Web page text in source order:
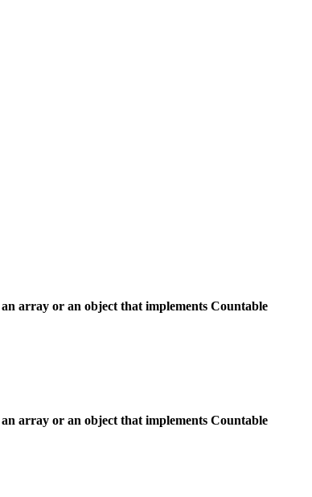
array or an object that implements Countable
array or an object that implements Countable